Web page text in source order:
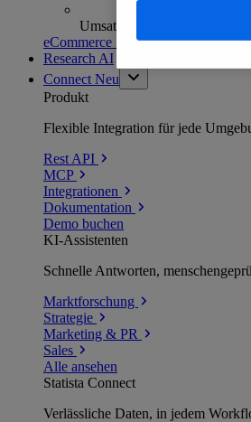
Umsatzanalysen und -
eCommerce Insights entdecken
Research AI
Connect Neu
Produkt
Flexible Integration für jede
Rest API
MCP
Integrationen
Dokumentation
Demo buchen
KI-Assistenten
Schnelle Antworten,
Marktforschung
Strategie
Marketing & PR
Sales
Alle ansehen
Statista Connect
Verlässliche Daten, in jedem